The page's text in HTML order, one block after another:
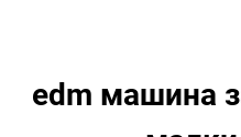
edm машина